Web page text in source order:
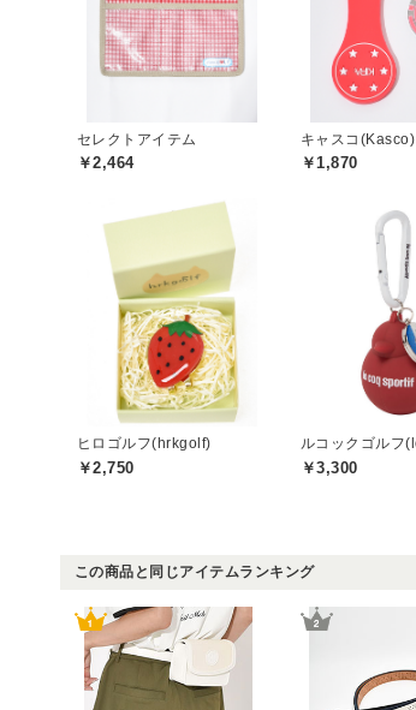
セレクトアイテム
￥2,464
キャスコ(Kasco)
￥1,870
ヒロゴルフ(hrkgolf)
￥2,750 ￥3,300
この商品と同じアイテムランキング